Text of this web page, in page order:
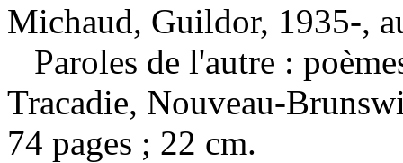
Michaud, Guildor, 1935-,
Paroles de l'autre :
Tracadie, Nouveau-
74 pages ; 22 cm.